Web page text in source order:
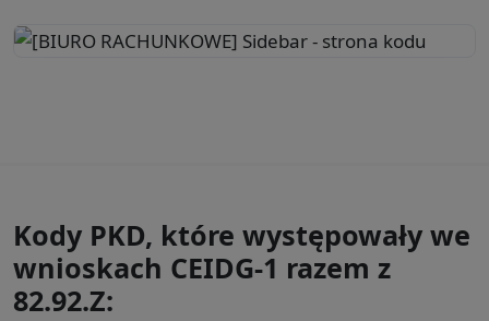
Kody PKD, które występowały we
wnioskach CEIDG-1 razem z
82.92.Z: